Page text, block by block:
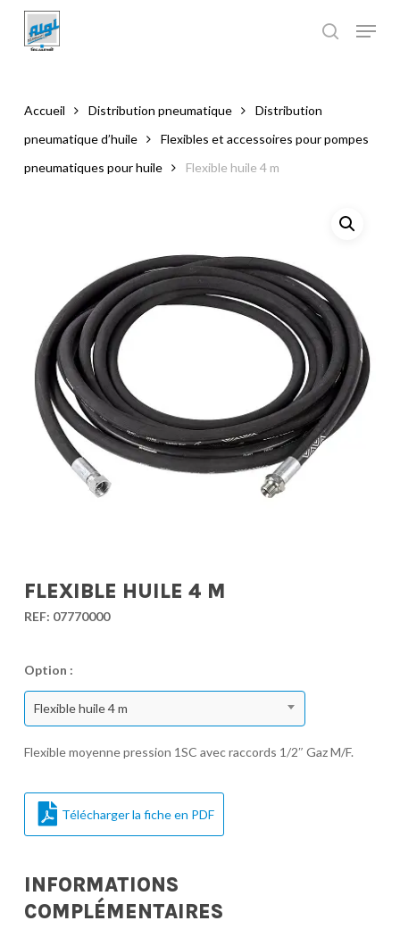
main
Accueil Distribution pneumatique
Distribution
pneumatique d’huile
Flexibles et accessoires pour pompes
pneumatiques pour huile
Flexible huile 4 m
FLEXIBLE HUILE 4 M
REF: 07770000
Option :
Flexible huile 4 m
Flexible moyenne pression 1SC avec raccords 1/2″ Gaz M/F.
Télécharger la fiche en PDF
INFORMATIONS
COMPLÉMENTAIRES